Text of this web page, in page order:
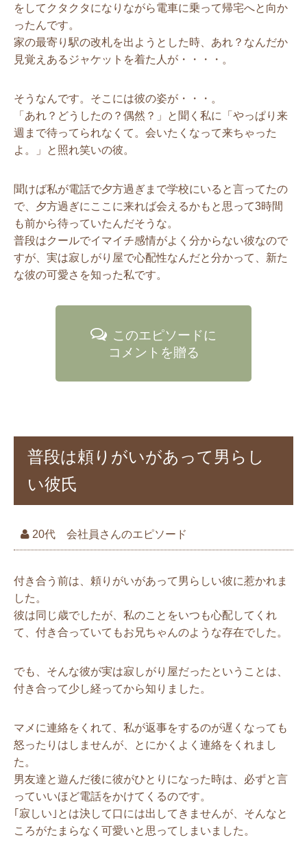
をしてクタクタになりながら電車に乗って帰宅へと向か
ったんです。
家の最寄り駅の改札を出ようとした時、あれ？なんだか
見覚えあるジャケットを着た人が・・・・。
そうなんです。そこには彼の姿が・・・。
「あれ？どうしたの？偶然？」と聞く私に「やっぱり来
週まで待ってられなくて。会いたくなって来ちゃった
よ。」と照れ笑いの彼。
聞けば私が電話で夕方過ぎまで学校にいると言ってたの
で、夕方過ぎにここに来れば会えるかもと思って3時間
も前から待っていたんだそうな。
普段はクールでイマイチ感情がよく分からない彼なので
すが、実は寂しがり屋で心配性なんだと分かって、新た
な彼の可愛さを知った私です。
このエピソードに
コメントを贈る
普段は頼りがいがあって男らし
い彼氏
20代 会社員さんのエピソード
付き合う前は、頼りがいがあって男らしい彼に惹かれま
した。
彼は同じ歳でしたが、私のことをいつも心配してくれ
て、付き合っていてもお兄ちゃんのような存在でした。
でも、そんな彼が実は寂しがり屋だったということは、
付き合って少し経ってから知りました。
マメに連絡をくれて、私が返事をするのが遅くなっても
怒ったりはしませんが、とにかくよく連絡をくれまし
た。
男友達と遊んだ後に彼がひとりになった時は、必ずと言
っていいほど電話をかけてくるのです。
｢寂しい｣とは決して口には出してきませんが、そんなと
ころがたまらなく可愛いと思ってしまいました。